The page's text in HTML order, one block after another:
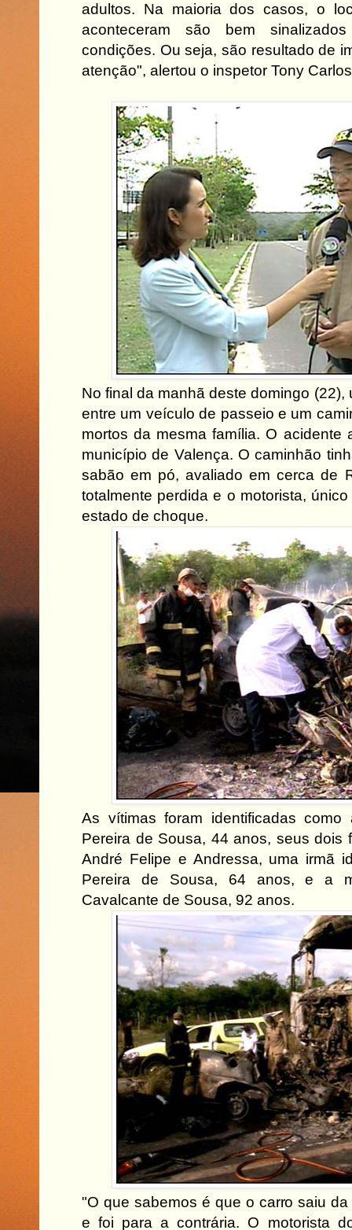
adultos. Na maioria dos casos, o
aconteceram são bem
condições. Ou seja, são resultado de
atenção", alertou o inspetor Tony
No final da manhã deste domingo (22),
entre um veículo de passeio e um
mortos da mesma família. O acidente
município de Valença. O caminhão
sabão em pó, avaliado em cerca de
totalmente perdida e o motorista,
estado de choque.
As vítimas foram identificadas como
Pereira de Sousa, 44 anos, seus dois
André Felipe e Andressa, uma irmã
Pereira de Sousa, 64 anos, e a
Cavalcante de Sousa, 92 anos.
"O que sabemos é que o carro saiu
e foi para a contrária. O motorista